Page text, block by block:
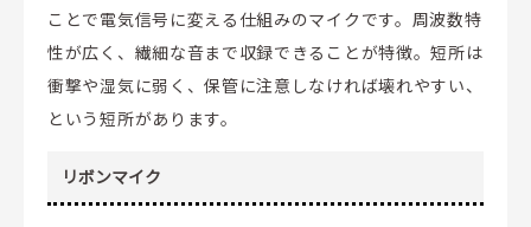
ことで電気信号に変える仕組みのマイクです。周波数特
性が広く、繊細な音まで収録できることが特徴。短所は
衝撃や湿気に弱く、保管に注意しなければ壊れやすい、
という短所があります。
リボンマイク